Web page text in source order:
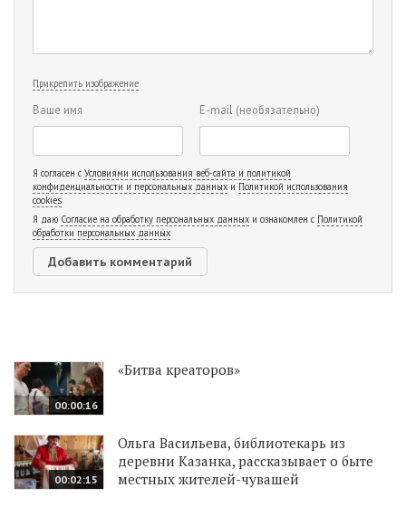
Прикрепить изображение
Ваше имя E-mail (необязательно)
Я согласен с Условиями использования веб-сайта и политикой
конфиденциальности и персональных данных и Политикой использования
cookies
Я даю Согласие на обработку персональных данных и ознакомлен с Политикой
обработки персональных данных
00:00:16
«Битва креаторов»
00:02:15
Ольга Васильева, библиотекарь из
деревни Казанка, рассказывает о быте
местных жителей-чувашей